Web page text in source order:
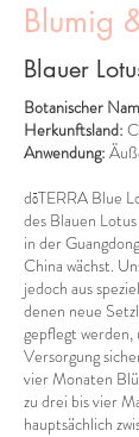
Blumig
Blauer
Botanischer
Herkunftsland:
Anwendung:
dōTERRA Blue
des Blauen
in der
China wächst.
jedoch aus
denen neue
gepflegt
Versorgung
vier Monaten
zu drei bis vier
hauptsächlich